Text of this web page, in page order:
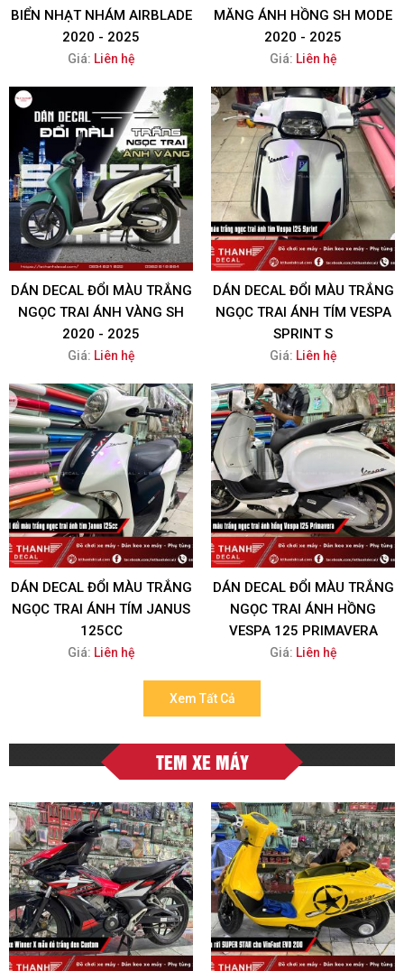
BIỂN NHẠT NHÁM AIRBLADE
2020 - 2025
Giá: Liên hệ
MĂNG ÁNH HỒNG SH MODE
2020 - 2025
Giá: Liên hệ
DÁN DECAL ĐỔI MÀU TRẮNG
NGỌC TRAI ÁNH VÀNG SH
2020 - 2025
Giá: Liên hệ
DÁN DECAL ĐỔI MÀU TRẮNG
NGỌC TRAI ÁNH TÍM VESPA
SPRINT S
Giá: Liên hệ
DÁN DECAL ĐỔI MÀU TRẮNG
NGỌC TRAI ÁNH TÍM JANUS
125CC
Giá: Liên hệ
DÁN DECAL ĐỔI MÀU TRẮNG
NGỌC TRAI ÁNH HỒNG
VESPA 125 PRIMAVERA
Giá: Liên hệ
Xem Tất Cả
TEM XE MÁY